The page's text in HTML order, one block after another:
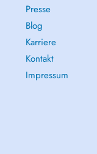
Presse
Blog
Karriere
Kontakt
Impressum